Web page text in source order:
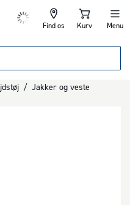
Find os Kurv Menu
/ Jakker og veste